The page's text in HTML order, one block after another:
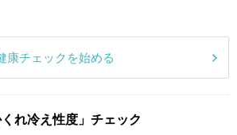
康チェックを始める
れ冷え性度」チェック